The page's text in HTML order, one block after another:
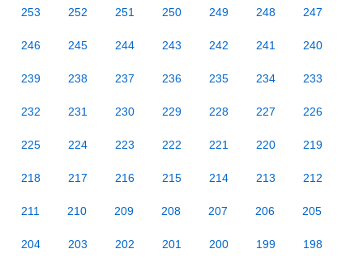
253 252 251 250 249 248 247
246 245 244 243 242 241 240
239 238 237 236 235 234 233
232 231 230 229 228 227 226
225 224 223 222 221 220 219
218 217 216 215 214 213 212
211 210 209 208 207 206 205
204 203 202 201 200 199 198